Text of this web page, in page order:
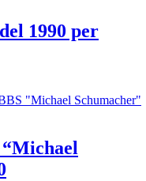
1990 per
“Michael